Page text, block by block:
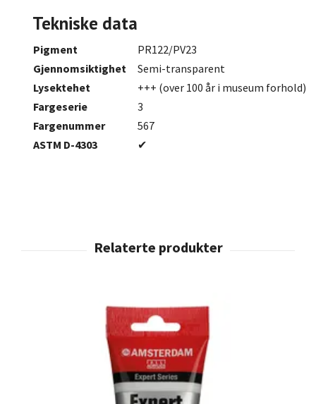
Tekniske data
Pigment
PR122/PV23
Gjennomsiktighet
Semi-transparent
Lysektehet
+++ (over 100 år i museum forhold)
Fargeserie
3
Fargenummer
567
ASTM D-4303
✔